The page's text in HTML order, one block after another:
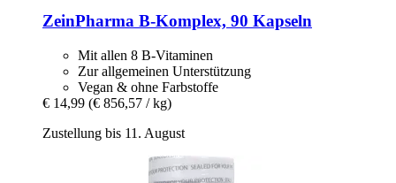
ZeinPharma B-​Komplex, 90 Kapseln
Mit allen 8 B-Vitaminen
Zur allgemeinen Unterstützung
Vegan & ohne Farbstoffe
€ 14,99 (€ 856,57 / kg)
Zustellung bis 11. August